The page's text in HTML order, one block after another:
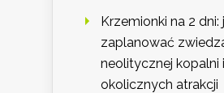
Krzemionki na 2 dni:
zaplanować
neolitycznej kopalni i
okolicznych atrakcji